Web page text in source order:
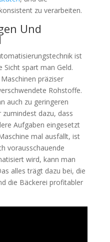
zu verarbeiten.
Und
ist
Sicht spart man Geld.
präziser
Rohstoffe.
auch zu geringeren
dazu, dass
Aufgaben eingesetzt
mal ausfällt, ist
vorausschauende
wird, kann man
alles trägt dazu bei, die
die Bäckerei profitabler